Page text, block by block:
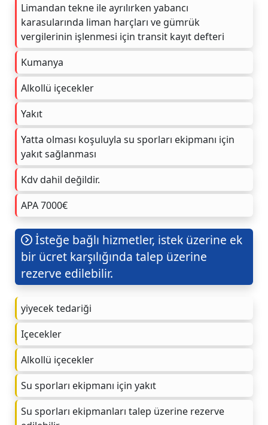
Limandan tekne ile ayrılırken yabancı
karasularında liman harçları ve gümrük
vergilerinin işlenmesi için transit kayıt defteri
Kumanya
Alkollü içecekler
Yakıt
Yatta olması koşuluyla su sporları ekipmanı için
yakıt sağlanması
Kdv dahil değildir.
APA 7000€
İsteğe bağlı hizmetler, istek üzerine ek
bir ücret karşılığında talep üzerine
rezerve edilebilir.
yiyecek tedariği
Içecekler
Alkollü içecekler
Su sporları ekipmanı için yakıt
Su sporları ekipmanları talep üzerine rezerve